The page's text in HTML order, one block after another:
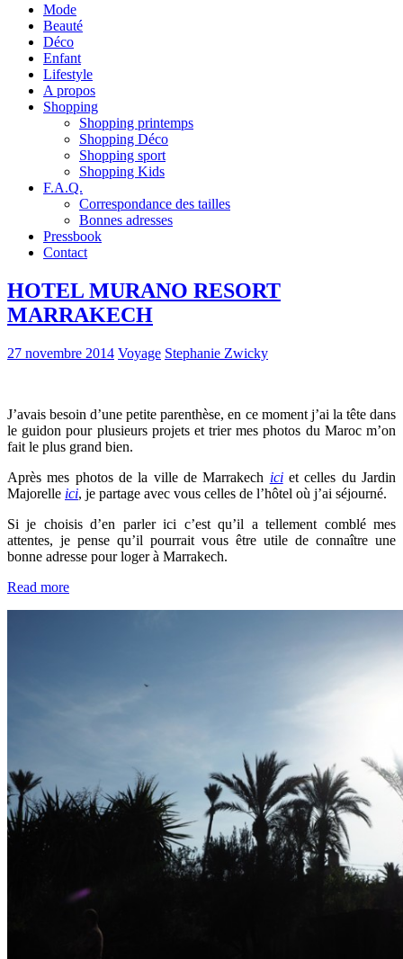
Mode
Beauté
Déco
Enfant
Lifestyle
A propos
Shopping
Shopping printemps
Shopping Déco
Shopping sport
Shopping Kids
F.A.Q.
Correspondance des tailles
Bonnes adresses
Pressbook
Contact
HOTEL MURANO RESORT
MARRAKECH
27 novembre 2014 Voyage Stephanie Zwicky
J’avais besoin d’une petite parenthèse, en ce moment j’ai la tête dans
le guidon pour plusieurs projets et trier mes photos du Maroc m’on
fait le plus grand bien.
Après mes photos de la ville de Marrakech iciet celles du Jardin
Majorelle ici, je partage avec vous celles de l’hôtel où j’ai séjourné.
Si je choisis d’en parler ici c’est qu’il a tellement comblé mes
attentes, je pense qu’il pourrait vous être utile de connaître une
bonne adresse pour loger à Marrakech.
Read more